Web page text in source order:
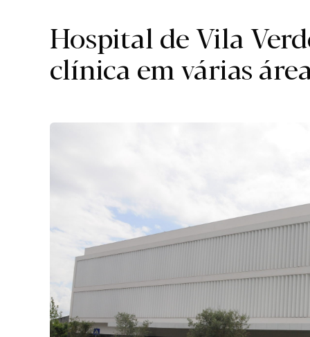
Hospital de Vila
clínica em várias